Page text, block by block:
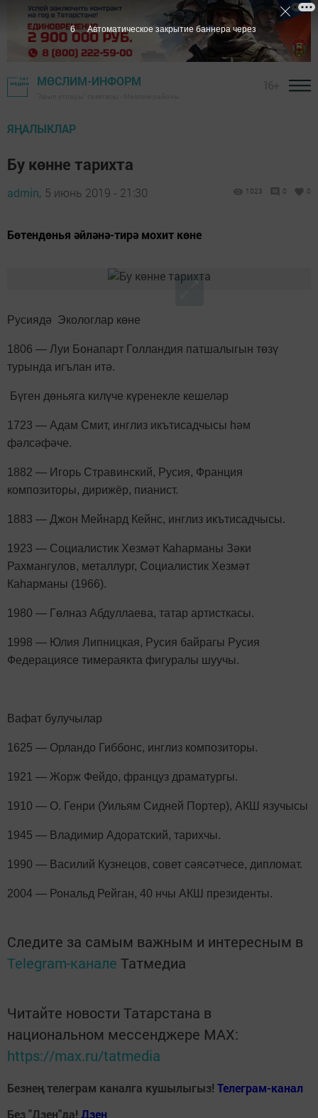
МӨСЛИМ-ИНФОРМ
ЯҢАЛЫКЛАР
Бу көнне тарихта
admin, 5 июнь 2019 - 21:30 1023 0 0
Бөтендөнья әйләнә-тирә мохит көне
Русиядә Экологлар көне
1806 — Луи Бонапарт Голландия патшалыгын төзү
турында игълан итә.
Бүген дөньяга килүче күренекле кешеләр
1723 — Адам Смит, инглиз икътисадчысы һәм
фәлсәфәче.
1882 — Игорь Стравинский, Русия, Франция
композиторы, дирижёр, пианист.
1883 — Джон Мейнард Кейнс, инглиз икътисадчысы.
1923 — Социалистик Хезмәт Каһарманы Зәки
Рахмангулов, металлург, Социалистик Хезмәт
Каһарманы (1966).
1980 — Гөлназ Абдуллаева, татар артисткасы.
1998 — Юлия Липницкая, Русия байрагы Русия
Федерациясе тимераякта фигуралы шуучы.
Вафат булучылар
1625 — Орландо Гиббонс, инглиз композиторы.
1921 — Жорж Фейдо, француз драматургы.
1910 — О. Генри (Уильям Сидней Портер), АКШ язучысы
1945 — Владимир Адоратский, тарихчы.
1990 — Василий Кузнецов, совет сәясәтчесе, дипломат.
2004 — Рональд Рейган, 40 нчы АКШ президенты.
Следите за самым важным и интересным в
Telegram-канале Татмедиа
Читайте новости Татарстана в
национальном мессенджере MАХ:
https://max.ru/tatmedia
Безнең телеграм каналга кушылыгыз! Телеграм-канал
Без "Дзен"да! Дзен
5 Автоматическое закрытие баннера через